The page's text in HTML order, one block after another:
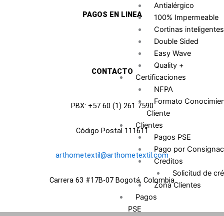
Antialérgico
100% Impermeable
Cortinas inteligentes
Double Sided
Easy Wave
Quality +
Certificaciones
NFPA
Formato
Cliente
Clientes
Pagos PSE
Pago por
Creditos
Solicitud de
Zona Clientes
Pagos
PSE
e
t
a
m
n
k
e
d
i
n
PAGOS EN LINEA
CONTACTO
PBX: +57 60 (1) 261 7590
Código Postal 111611
arthometextil@arthometextil.com
Carrera 63 #17B-07 Bogotá, Colombia